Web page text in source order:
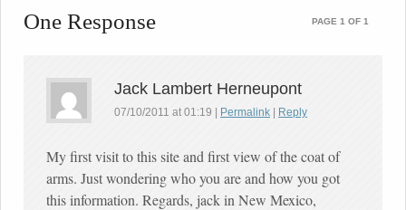
One Response PAGE 1 OF 1
Jack Lambert Herneupont
07/10/2011 at 01:19 | Permalink | Reply
My first visit to this site and first view of the coat of
arms. Just wondering who you are and how you got
this information. Regards, jack in New Mexico,